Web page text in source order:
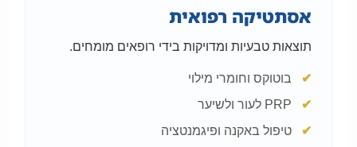
אסתטיקה רפואית
תוצאות טבעיות ומדויקות בידי רופאים מומחים.
בוטוקס וחומרי מילוי
PRP לעור ולשיער
טיפול באקנה ופיגמנטציה